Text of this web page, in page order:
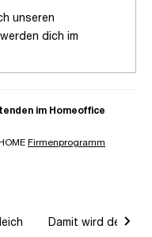
unseren
dich im
im Homeoffice
Firmenprogramm
Damit wird dein